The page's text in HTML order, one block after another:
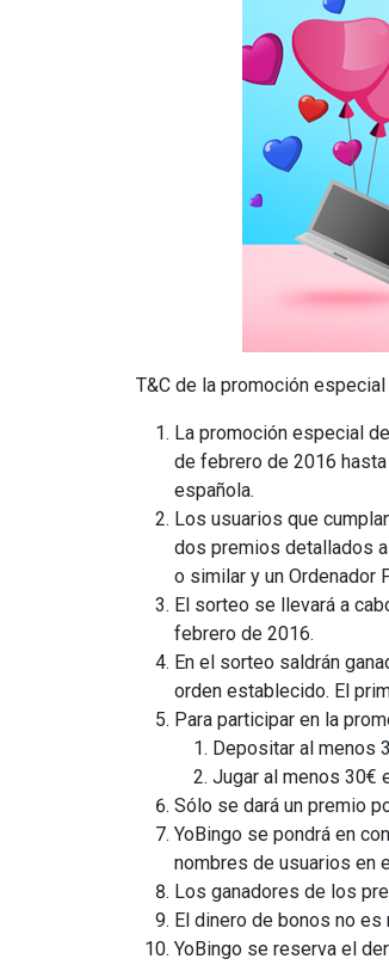
T&C de la promoción
La promoción especial
de febrero de 2016
española.
Los usuarios que
dos premios detallados
o similar y un Ordenador
El sorteo se llevará a
febrero de 2016.
En el sorteo saldrán
orden establecido. El
Para participar en la
Depositar al menos
Jugar al menos 30€
Sólo se dará un premio
YoBingo se pondrá en
nombres de usuarios en
Los ganadores de los
El dinero de bonos no
YoBingo se reserva el